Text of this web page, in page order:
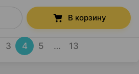
В корзину
3 4 5 … 13